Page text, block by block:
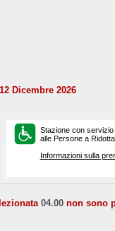
Dicembre 2026
Stazione con
alle Persone a
Informazioni sulla
04.00 non sono